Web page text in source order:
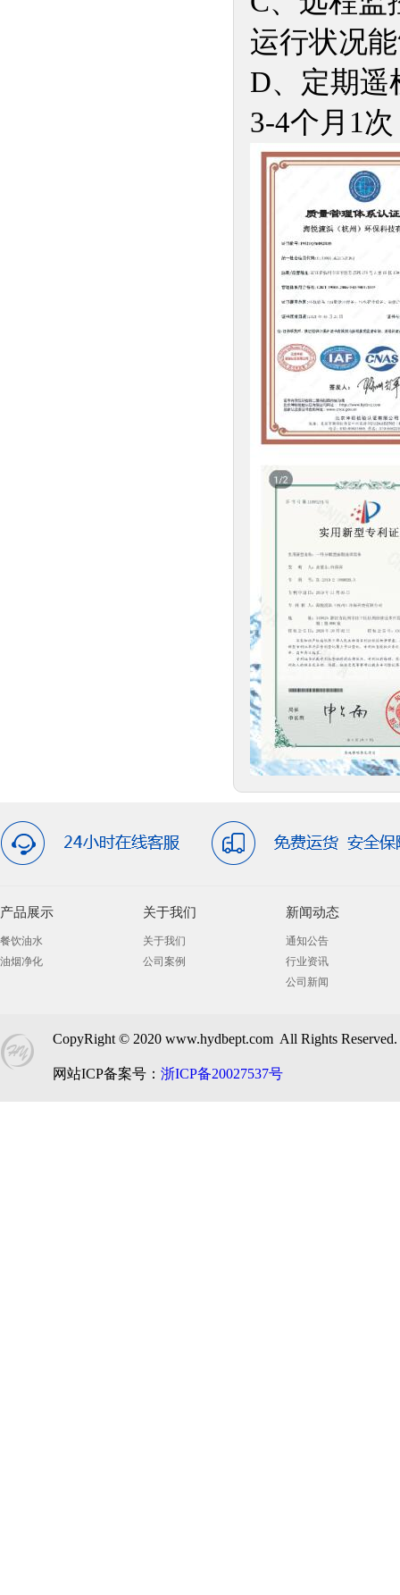
运行状况
D、定期遥
3-4个月1
产品展示
餐饮油水
油烟净化
关于我们
关于我们
公司案例
新闻动态
通知公告
行业资讯
公司新闻
CopyRight © 2020 www.hydbept.com All Rights
网站ICP备案号： 浙ICP备20027537号